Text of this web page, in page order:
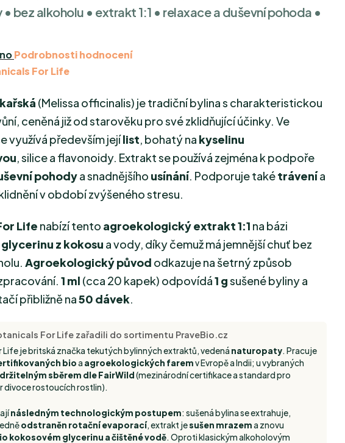
• bez alkoholu • extrakt 1:1 • relaxace a duševní pohoda •
Podrobnosti hodnocení
For Life
(Melissa officinalis) je tradiční bylina s charakteristickou
ceněná již od starověku pro své zklidňující účinky. Ve
využívá především jejílist, bohatý na kyselinu
, silice a flavonoidy. Extrakt se používá zejména k podpoře
pohodya snadnějšího usínání. Podporuje takétrávenía
v období zvýšeného stresu.
Life nabízí tento agroekologický extrakt 1:1 na bázi
z kokosu a vody, díky čemuž má jemnější chuť bez
Agroekologický původ odkazuje na šetrný způsob
1 ml (cca 20 kapek) odpovídá1 gsušené byliny a
přibližně na50 dávek.
For Life zařadili do sortimentu PraveBio.cz
Life je britská značka tekutých bylinných extraktů, vedená naturopaty. Pracuje
bioa agroekologických faremv Evropě a Indii; u vybraných
sběrem dle FairWild(mezinárodní certifikace a standard pro
divoce rostoucích rostlin).
následným technologickým postupem: sušená bylina se extrahuje,
odstraněn rotační evaporací, extrakt jesušen mrazema znovu
kokosovém glycerinu a čištěné vodě. Oproti klasickým alkoholovým